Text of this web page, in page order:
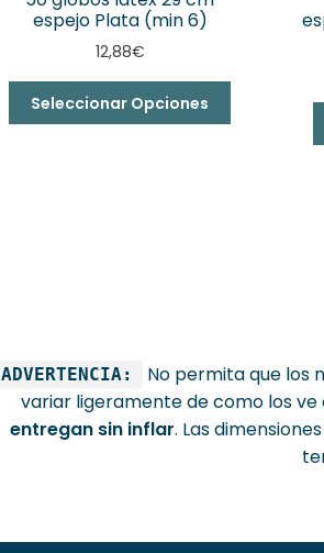
espejo Plata (min 6)
12,88€
Seleccionar Opciones
ADVERTENCIA:
No permita que los
variar ligeramente de como los ve
entregan sin inflar. Las